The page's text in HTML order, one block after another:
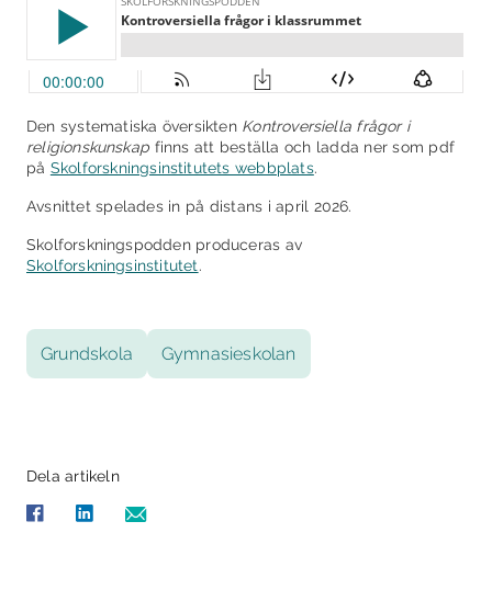
Den systematiska översikten Kontroversiella frågor i
religionskunskap finns att beställa och ladda ner som pdf
på Skolforskningsinstitutets webbplats.
Avsnittet spelades in på distans i april 2026.
Skolforskningspodden produceras av
Skolforskningsinstitutet.
Grundskola Gymnasieskolan
Dela artikeln